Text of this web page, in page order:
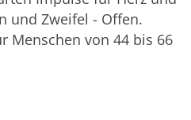
und Zweifel - Offen.
Menschen von 44 bis 66